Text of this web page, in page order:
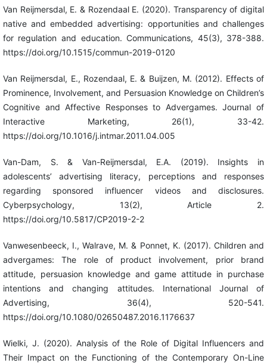
Van Reijmersdal, E. & Rozendaal E. (2020). Transparency of digital
native and embedded advertising: opportunities and challenges
for regulation and education. Communications, 45(3), 378-388.
https://doi.org/10.1515/commun-2019-0120
Van Reijmersdal, E., Rozendaal, E. & Buijzen, M. (2012). Effects of
Prominence, Involvement, and Persuasion Knowledge on Children’s
Cognitive and Affective Responses to Advergames. Journal of
Interactive Marketing, 26(1), 33-42.
https://doi.org/10.1016/j.intmar.2011.04.005
Van-Dam, S. & Van-Reijmersdal, E.A. (2019). Insights in
adolescents’ advertising literacy, perceptions and responses
regarding sponsored influencer videos and disclosures.
Cyberpsychology, 13(2), Article 2.
https://doi.org/10.5817/CP2019-2-2
Vanwesenbeeck, I., Walrave, M. & Ponnet, K. (2017). Children and
advergames: The role of product involvement, prior brand
attitude, persuasion knowledge and game attitude in purchase
intentions and changing attitudes. International Journal of
Advertising, 36(4), 520-541.
https://doi.org/10.1080/02650487.2016.1176637
Wielki, J. (2020). Analysis of the Role of Digital Influencers and
Their Impact on the Functioning of the Contemporary On-Line